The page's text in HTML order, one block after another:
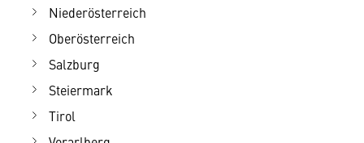
Niederösterreich
Oberösterreich
Salzburg
Steiermark
Tirol